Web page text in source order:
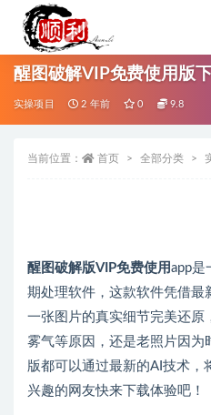
醒图破解VIP免费使用版
实操项目 2 年前 0 9.8
当前位置： 首页 全部分类
醒图破解版VIP免费使用app是
期处理软件，这款软件凭借最
一张图片的真实细节完美还原
雾气等原因，还是老照片因为
版都可以通过最新的AI技术，
兴趣的网友快来下载体验吧！
全部